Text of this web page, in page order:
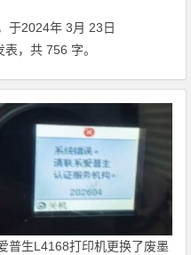
于2024年 3月 23日
表，共 756 字。
普生L4168打印机更换了废墨